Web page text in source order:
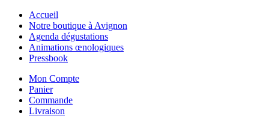
Accueil
Notre boutique à Avignon
Agenda dégustations
Animations œnologiques
Pressbook
Mon Compte
Panier
Commande
Livraison